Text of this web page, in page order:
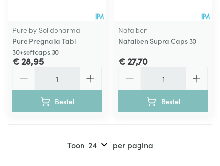
Pure by Solidpharma
Pure Pregnalia Tabl
30+softcaps 30
€ 28,95
Bestel
Natalben
Natalben Supra Caps 30
€ 27,70
Bestel
Toon per pagina